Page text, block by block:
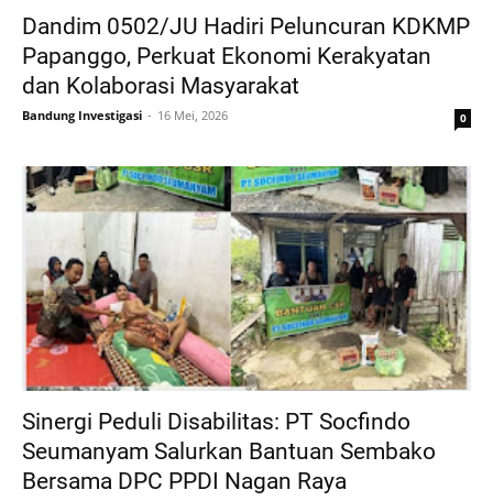
Dandim 0502/JU Hadiri Peluncuran KDKMP
Papanggo, Perkuat Ekonomi Kerakyatan
dan Kolaborasi Masyarakat
Bandung Investigasi 16 Mei, 2026 0
Sinergi Peduli Disabilitas: PT Socfindo
Seumanyam Salurkan Bantuan Sembako
Bersama DPC PPDI Nagan Raya